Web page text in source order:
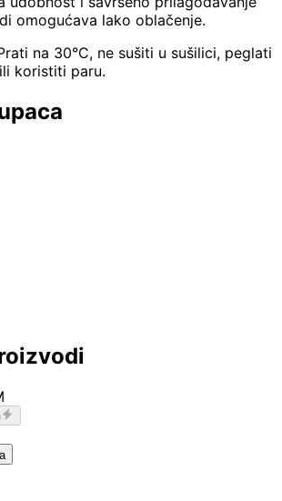
omogućava lako oblačenje.
na 30°C, ne sušiti u sušilici, peglati
koristiti paru.